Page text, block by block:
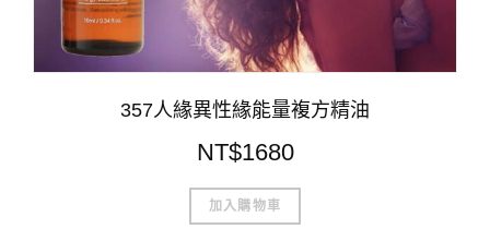
357人緣異性緣能量複方精油
NT$1680
加入購物車